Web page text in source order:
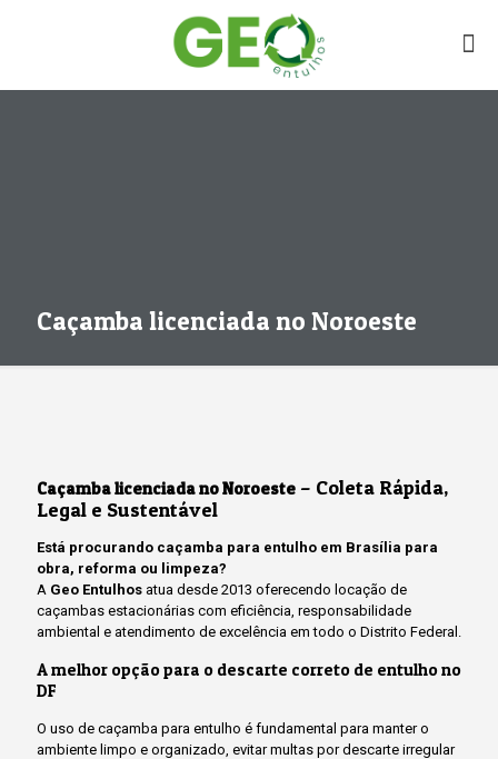
Caçamba licenciada no Noroeste
Caçamba licenciada no Noroeste – Coleta Rápida,
Legal e Sustentável
Está procurando caçamba para entulho em Brasília para
obra, reforma ou limpeza?
A Geo Entulhos atua desde 2013 oferecendo locação de
caçambas estacionárias com eficiência, responsabilidade
ambiental e atendimento de excelência em todo o Distrito Federal.
A melhor opção para o descarte correto de entulho no
DF
O uso de caçamba para entulho é fundamental para manter o
ambiente limpo e organizado, evitar multas por descarte irregular